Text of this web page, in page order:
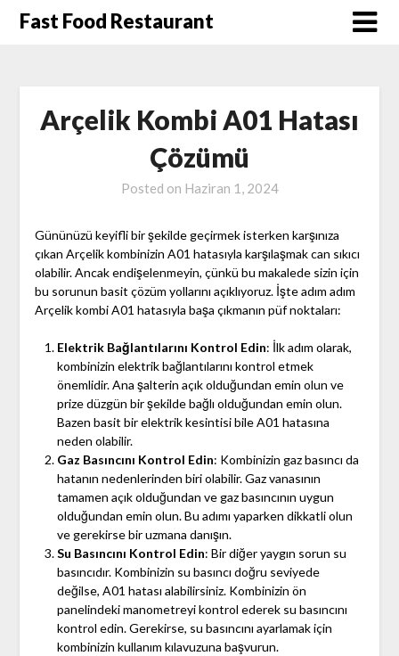
SkipFast Food Restaurant
Arçelik Kombi A01 Hatası
Çözümü
Posted on Haziran 1, 2024
Gününüzü keyifli bir şekilde geçirmek isterken karşınıza
çıkan Arçelik kombinizin A01 hatasıyla karşılaşmak can sıkıcı
olabilir. Ancak endişelenmeyin, çünkü bu makalede sizin için
bu sorunun basit çözüm yollarını açıklıyoruz. İşte adım adım
Arçelik kombi A01 hatasıyla başa çıkmanın püf noktaları:
Elektrik Bağlantılarını Kontrol Edin: İlk adım olarak,
kombinizin elektrik bağlantılarını kontrol etmek
önemlidir. Ana şalterin açık olduğundan emin olun ve
prize düzgün bir şekilde bağlı olduğundan emin olun.
Bazen basit bir elektrik kesintisi bile A01 hatasına
neden olabilir.
Gaz Basıncını Kontrol Edin: Kombinizin gaz basıncı da
hatanın nedenlerinden biri olabilir. Gaz vanasının
tamamen açık olduğundan ve gaz basıncının uygun
olduğundan emin olun. Bu adımı yaparken dikkatli olun
ve gerekirse bir uzmana danışın.
Su Basıncını Kontrol Edin: Bir diğer yaygın sorun su
basıncıdır. Kombinizin su basıncı doğru seviyede
değilse, A01 hatası alabilirsiniz. Kombinizin ön
panelindeki manometreyi kontrol ederek su basıncını
kontrol edin. Gerekirse, su basıncını ayarlamak için
kombinizin kullanım kılavuzuna başvurun.